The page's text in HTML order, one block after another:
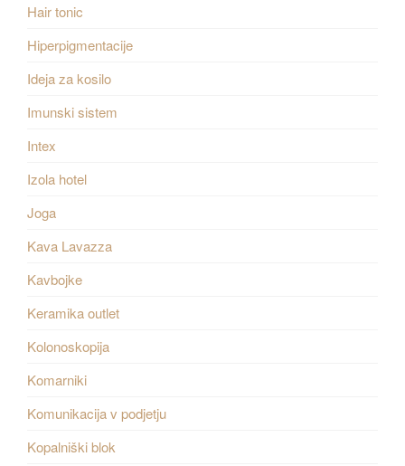
Hair tonic
Hiperpigmentacije
Ideja za kosilo
Imunski sistem
Intex
Izola hotel
Joga
Kava Lavazza
Kavbojke
Keramika outlet
Kolonoskopija
Komarniki
Komunikacija v podjetju
Kopalniški blok